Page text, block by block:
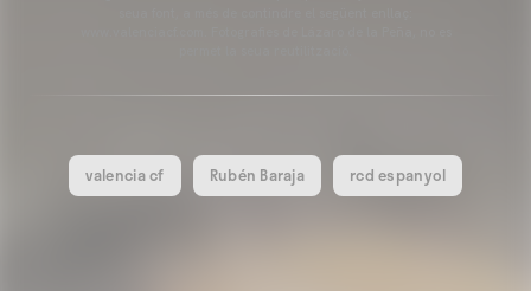
valencia cf Rubén Baraja rcd espanyol